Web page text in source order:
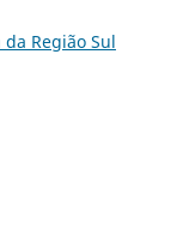
Região Sul